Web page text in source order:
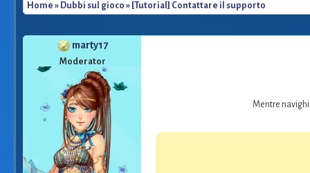
Home » Dubbi sul gioco » [Tutorial] Contattare il supporto
marty17
Moderator
Mentre